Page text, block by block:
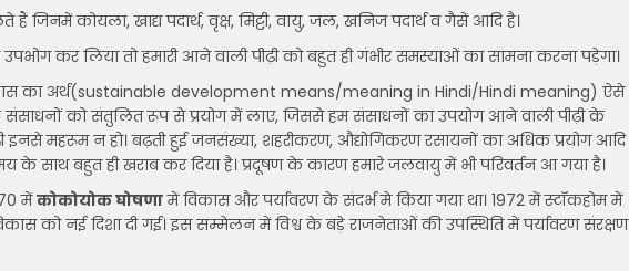
जिनमें कोयला, खाद्य पदार्थ, वृक्ष, मिट्टी, वायु, जल, खनिज पदार्थ व गैसें आदि है।
कर लिया तो हमारी आने वाली पीढ़ी को बहुत ही गंभीर समस्याओं का सामना करना पड़ेगा।
का अर्थ(sustainable development means/meaning in Hindi/Hindi meaning) ऐसे
को संतुलित रूप से प्रयोग में लाए, जिससे हम संसाधनों का उपयोग आने वाली पीढ़ी के
महरूम न हो। बढ़ती हुई जनसंख्या, शहरीकरण, औद्योगिकरण रसायनों का अधिक प्रयोग आदि
साथ बहुत ही खराब कर दिया है। प्रदूषण के कारण हमारे जलवायु में भी परिवर्तन आ गया है।
मेंकोकोयोक घोषणामें विकास और पर्यावरण के संदर्भ मे किया गया था। 1972 में स्टॉकहोम में
को नई दिशा दी गई। इस सम्मेलन में विश्व के बड़े राजनेताओं की उपस्थिति में पर्यावरण संरक्षण